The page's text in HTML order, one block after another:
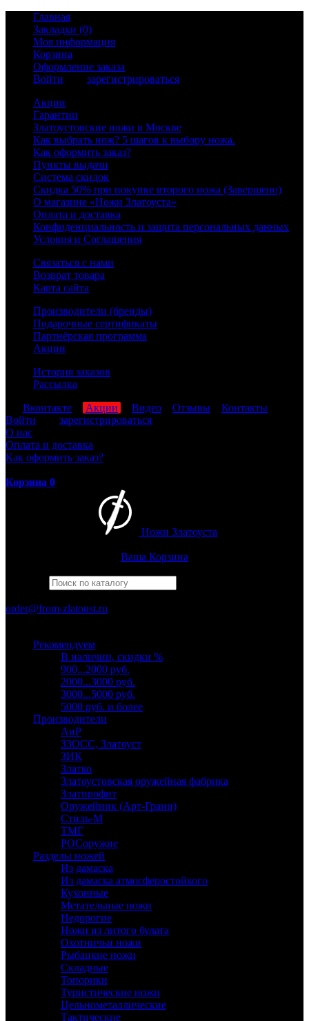
Главная
Закладки (0)
Моя информация
Корзина
Оформление заказа
Войти
зарегистрироваться
Акции
Гарантии
Златоустовские ножи в Москве
Как выбрать нож? 5 шагов к выбору ножа.
Как оформить заказ?
Пункты выдачи
Система скидок
Скидка 50% при покупке второго ножа (Завершено)
О магазине «Ножи Златоуста»
Оплата и доставка
Конфиденциальность и защита персональных данных
Условия и Соглашения
Связаться с нами
Возврат товара
Карта сайта
Производители (бренды)
Подарочные сертификаты
Партнёрская программа
Акции
История заказов
Рассылка
Вконтакте Акции Видео Отзывы
Контакты
Войти
зарегистрироваться
О нас
Оплата и доставка
Как оформить заказ?
Корзина 0
Ножи Златоуста
Ваша Корзина
order@from-zlatoust.ru
Рекомендуем
В наличии, скидки %
900...2000 руб.
2000...3000 руб.
3000...5000 руб.
5000 руб. и более
Производители
АиР
ЗЗОСС, Златоуст
ЗИК
Златко
Златоустовская оружейная фабрика
Златпрофит
Оружейник (Арт-Грани)
Стиль-М
ТМГ
РОСоружие
Разделы ножей
Из дамаска
Из дамаска атмосферостойкого
Кухонные
Метательные ножи
Недорогие
Ножи из литого булата
Охотничьи ножи
Рыбацкие ножи
Складные
Топорики
Туристические ножи
Цельнометаллические
Тактические